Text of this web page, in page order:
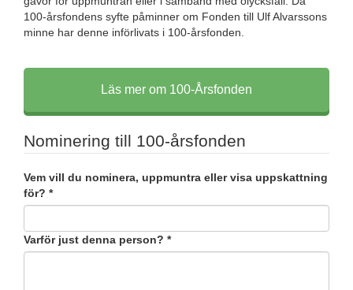
100-årsfondens syfte påminner om Fonden till Ulf Alvarssons
minne har denne införlivats i 100-årsfonden.
Läs mer om 100-Årsfonden
Nominering till 100-årsfonden
Vem vill du nominera, uppmuntra eller visa uppskattning
för? *
Varför just denna person? *